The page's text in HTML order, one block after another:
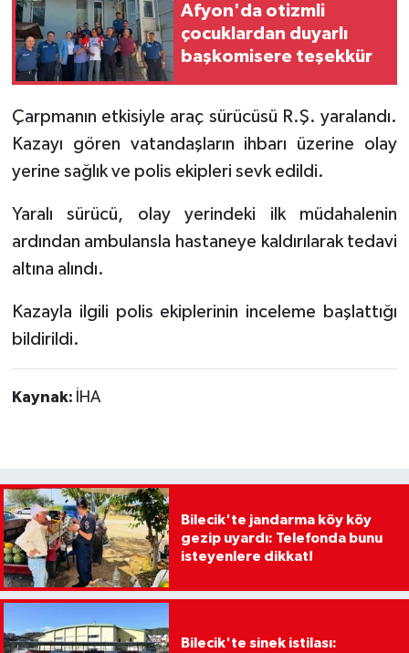
Afyon'da otizmli
çocuklardan duyarlı
başkomisere teşekkür
Çarpmanın etkisiyle araç sürücüsü R.Ş. yaralandı.
Kazayı gören vatandaşların ihbarı üzerine olay
yerine sağlık ve polis ekipleri sevk edildi.
Yaralı sürücü, olay yerindeki ilk müdahalenin
ardından ambulansla hastaneye kaldırılarak tedavi
altına alındı.
Kazayla ilgili polis ekiplerinin inceleme başlattığı
bildirildi.
Kaynak: İHA
Bilecik'te jandarma köy köy
gezip uyardı: Telefonda bunu
isteyenlere dikkat!
Bilecik'te sinek istilası: